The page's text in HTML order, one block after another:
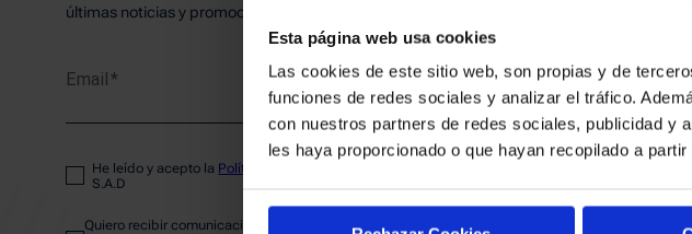
Esta página web usa cookies
Las cookies de este sitio web, son propias y de
funciones de redes sociales y analizar el tráfico.
con nuestros partners de redes sociales, publicidad y
les haya proporcionado o que hayan recopilado a
PLANTILLA
ENTRADAS
ABONADOS
últimas noticias y promociones del club.
Email
He leído y acepto la Política de privacidad
S.A.D
Quiero recibir comunicaciones electrónicas sobre las actividades,